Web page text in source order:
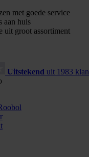
met goede service
aan huis
uit groot assortiment
Uitstekend uit 1983